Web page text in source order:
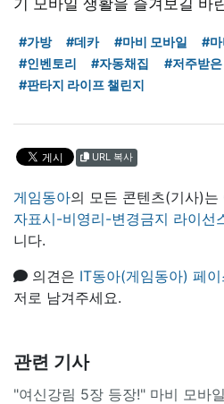
#가방 #데카 #마비 모바일 #마
#인벤토리
#자동채집
#저주받은
#판타지 라이프 챌린지
URL 복사
게임동아의 모든 콘텐츠(기사)는
자표시-비영리-변경금지 라이선
니다.
의견은 IT동아(게임동아) 페이
저로 남겨주세요.
관련 기사
"여신강림 5장 등장!" 마비 모바